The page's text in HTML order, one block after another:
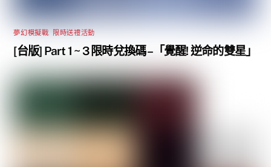
夢幻模擬戰 限時送禮活動
[台版] Part 1 ~ 3 限時兌換碼 –「覺醒! 逆命的雙星」